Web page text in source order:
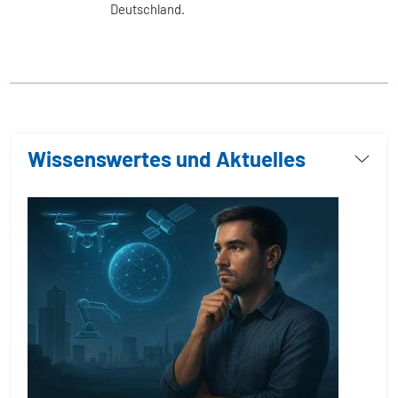
Deutschland.
Wissenswertes und Aktuelles